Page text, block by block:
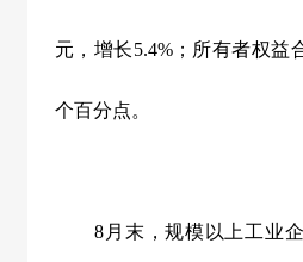
元，增长5.4%；所有者权益
个百分点。
8 月末，规模以上工业